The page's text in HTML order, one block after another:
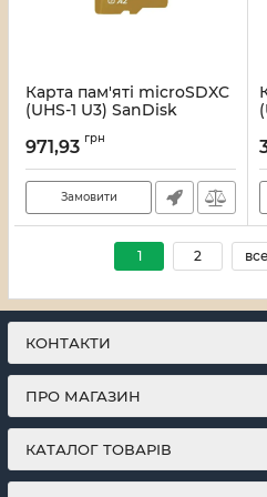
Карта пам'яті microSDXC
(UHS-1 U3) SanDisk
V30 (R190MB/s,W90MB/s)
128G-GN6MA)
Артикул:7_28132
971,93 грн
Замовити
1 2 все
КОНТАКТИ
ПРО МАГАЗИН
КАТАЛОГ ТОВАРІВ